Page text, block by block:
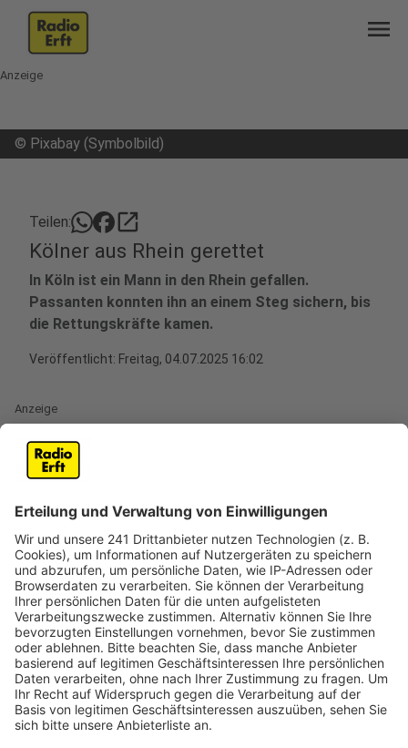
menu
Anzeige
© Pixabay (Symbolbild)
Teilen: open_in_new
Kölner aus Rhein gerettet
In Köln ist ein Mann in den Rhein gefallen.
Passanten konnten ihn an einem Steg sichern, bis
die Rettungskräfte kamen.
Veröffentlicht: Freitag, 04.07.2025 16:02
Anzeige
Anzeige
Großes Glück hatte am Freitag (4.Juni) ein Mann in
Köln. Er war nach eigenen Angaben aus Versehen in
den Rhein gefallen und kam wegen der starken
Strömung nicht mehr an Land. Passanten sahen den
Mann, der zu ertrinken drohte, in der Nähe der
Rodenkirchener Brücke an einem Hausboot. Sie
konnten ihn mit einer Hundeleine an einem Steg zu
dem Boot sichern, bis die Polizei kam. Die